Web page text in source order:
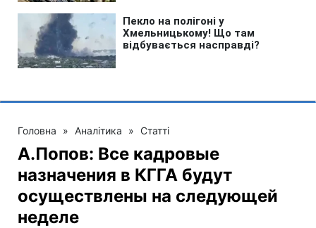
Головна » Аналітика » Статті
А.Попов: Все кадровые
назначения в КГГА будут
осуществлены на следующей
неделе